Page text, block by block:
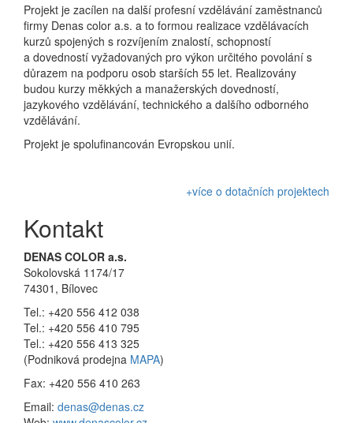
Projekt je zacílen na další profesní vzdělávání zaměstnanců
firmy Denas color a.s. a to formou realizace vzdělávacích
kurzů spojených s rozvíjením znalostí, schopností
a dovedností vyžadovaných pro výkon určitého povolání s
důrazem na podporu osob starších 55 let. Realizovány
budou kurzy měkkých a manažerských dovedností,
jazykového vzdělávání, technického a dalšího odborného
vzdělávání.
Projekt je spolufinancován Evropskou unií.
+více o dotačních projektech
Kontakt
DENAS COLOR a.s.
Sokolovská 1174/17
74301, Bílovec
Tel.: +420 556 412 038
Tel.: +420 556 410 795
Tel.: +420 556 413 325
(Podniková prodejna MAPA)
Fax: +420 556 410 263
Email: denas@denas.cz